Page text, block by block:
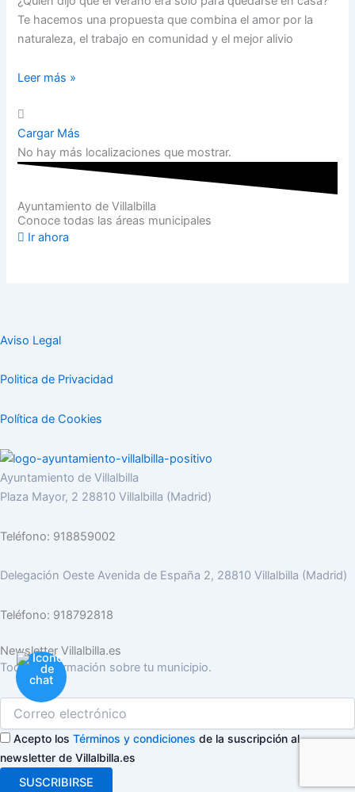
Te hacemos una propuesta que combina el amor por la
naturaleza, el trabajo en comunidad y el mejor alivio
Leer más »
Cargar Más
No hay más localizaciones que mostrar.
Ayuntamiento de Villalbilla
Conoce todas las áreas municipales
Ir ahora
Aviso Legal
Politica de Privacidad
Política de Cookies
Ayuntamiento de Villalbilla
Plaza Mayor, 2 28810 Villalbilla (Madrid)
Teléfono: 918859002
Delegación Oeste Avenida de España 2, 28810 Villalbilla (Madrid)
Teléfono: 918792818
Newsletter Villalbilla.es
Toda la información sobre tu municipio.
Acepto los Términos y condiciones de la suscripción al
newsletter de Villalbilla.es
SUSCRIBIRSE